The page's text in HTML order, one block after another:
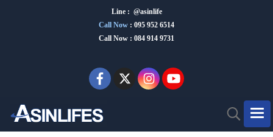
Line : @asinlife
Call Now : 095 952 6514
Call Now : 084 914 9731